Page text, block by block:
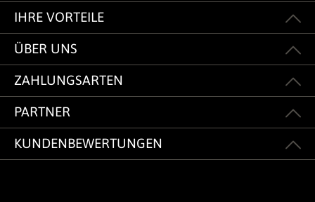
IHRE VORTEILE
ÜBER UNS
ZAHLUNGSARTEN
PARTNER
KUNDENBEWERTUNGEN